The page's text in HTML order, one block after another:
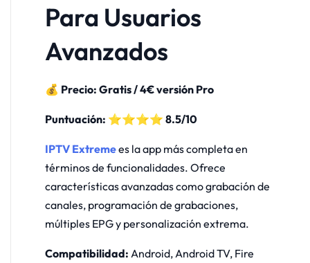
Para Usuarios
Avanzados
💰 Precio: Gratis / 4€ versión Pro
Puntuación: ⭐⭐⭐⭐ 8.5/10
IPTV Extremees la app más completa en
términos de funcionalidades. Ofrece
características avanzadas como grabación de
canales, programación de grabaciones,
múltiples EPG y personalización extrema.
Compatibilidad: Android, Android TV, Fire